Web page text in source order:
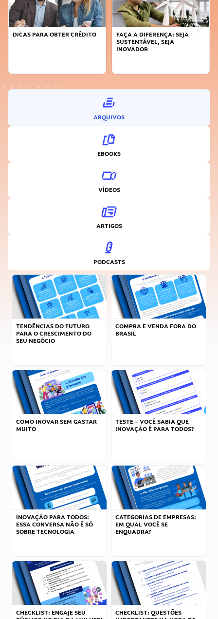
DICAS PARA OBTER CRÉDITO
FAÇA A DIFERENÇA: SEJA
SUSTENTÁVEL, SEJA
INOVADOR
ARQUIVOS
EBOOKS
VÍDEOS
ARTIGOS
PODCASTS
TENDÊNCIAS DO FUTURO
PARA O CRESCIMENTO DO
SEU NEGÓCIO
COMPRA E VENDA FORA DO
BRASIL
COMO INOVAR SEM GASTAR
MUITO
TESTE – VOCÊ SABIA QUE
INOVAÇÃO É PARA TODOS?
INOVAÇÃO PARA TODOS:
ESSA CONVERSA NÃO É SÓ
SOBRE TECNOLOGIA
CATEGORIAS DE EMPRESAS:
EM QUAL VOCÊ SE
ENQUADRA?
CHECKLIST: ENGAJE SEU
CHECKLIST: QUESTÕES